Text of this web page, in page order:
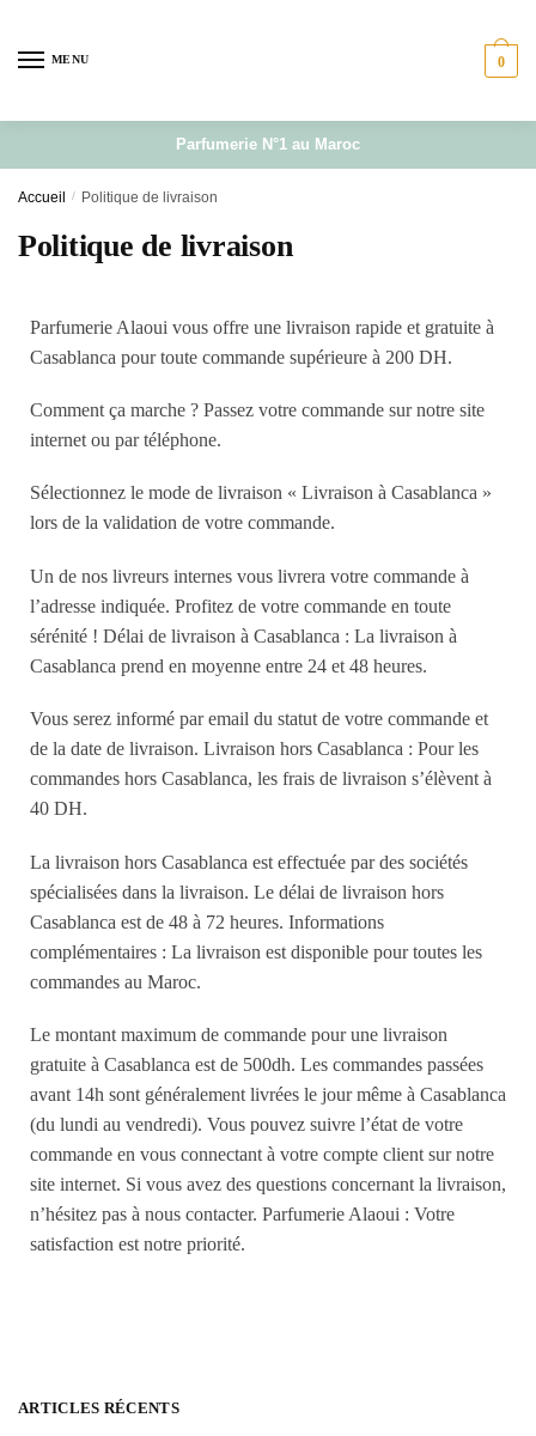
MENU 0
Parfumerie N°1 au Maroc
Accueil / Politique de livraison
Politique de livraison
Parfumerie Alaoui vous offre une livraison rapide et gratuite à
Casablanca pour toute commande supérieure à 200 DH.
Comment ça marche ? Passez votre commande sur notre site
internet ou par téléphone.
Sélectionnez le mode de livraison « Livraison à Casablanca »
lors de la validation de votre commande.
Un de nos livreurs internes vous livrera votre commande à
l’adresse indiquée. Profitez de votre commande en toute
sérénité ! Délai de livraison à Casablanca : La livraison à
Casablanca prend en moyenne entre 24 et 48 heures.
Vous serez informé par email du statut de votre commande et
de la date de livraison. Livraison hors Casablanca : Pour les
commandes hors Casablanca, les frais de livraison s’élèvent à
40 DH.
La livraison hors Casablanca est effectuée par des sociétés
spécialisées dans la livraison. Le délai de livraison hors
Casablanca est de 48 à 72 heures. Informations
complémentaires : La livraison est disponible pour toutes les
commandes au Maroc.
Le montant maximum de commande pour une livraison
gratuite à Casablanca est de 500dh. Les commandes passées
avant 14h sont généralement livrées le jour même à Casablanca
(du lundi au vendredi). Vous pouvez suivre l’état de votre
commande en vous connectant à votre compte client sur notre
site internet. Si vous avez des questions concernant la livraison,
n’hésitez pas à nous contacter. Parfumerie Alaoui : Votre
satisfaction est notre priorité.
ARTICLES RÉCENTS